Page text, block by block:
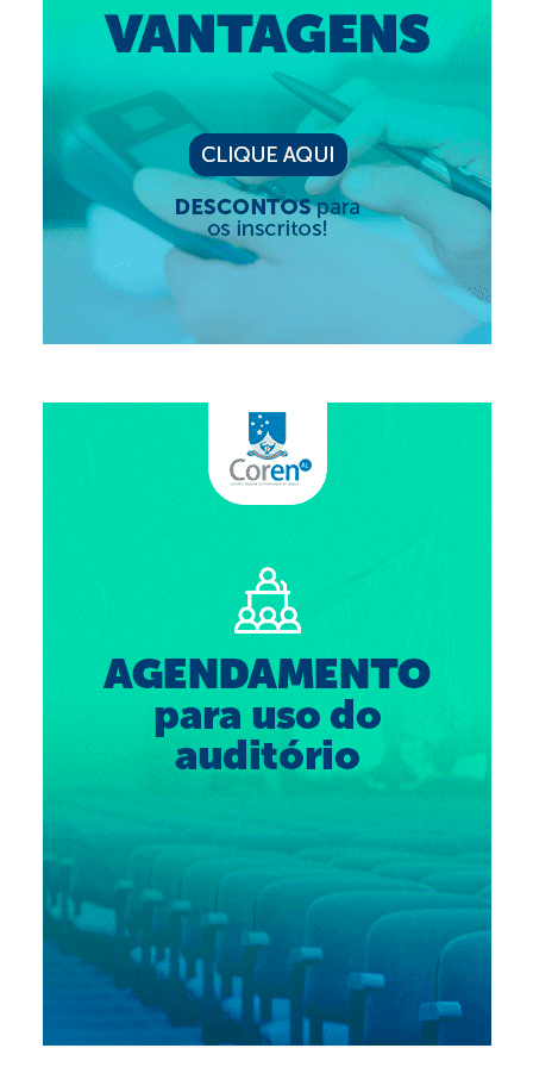
Eleições
Fiscalização
Responsabilidade Técnica
Legislações
Decisões
Portarias
Resoluções
Censura Pública
Procedimento para registro
Clube de Vantagens
Valores dos serviços
Reserva de auditório
Notícias
Ouvidoria
Contatos
Fale Conosco
NEP